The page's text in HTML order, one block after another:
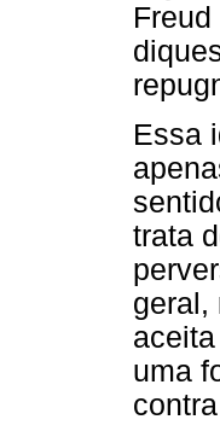
Essa
trata
geral,
uma